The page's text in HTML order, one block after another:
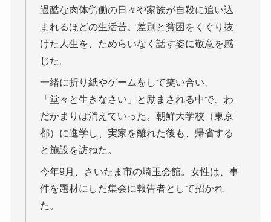
過酷な肉体労働の日々や家族が自殺に追い込
まれるほどの生活苦。差別と貧困をくぐり抜
けた人生を、ためらいなく話す姿に敬意を感
じた。
一緒に折り紙やゲームをして笑い合い、
「堂々と生きなさい」と励まされる中で、わ
だかまりは消えていった。朝鮮大学校（東京
都）に進学し、実家を離れた後も、帰省する
と施設を訪ねた。
今年9月、さいたま市の埼玉会館。女性は、事
件を題材にした集会に報告者として招かれ
た。